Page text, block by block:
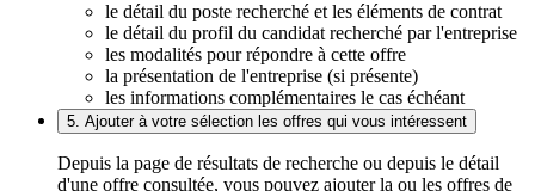
le détail du poste recherché et les éléments de contrat
le détail du profil du candidat recherché par l'entreprise
les modalités pour répondre à cette offre
la présentation de l'entreprise (si présente)
les informations complémentaires le cas échéant
5. Ajouter à votre sélection les offres qui vous intéressent
Depuis la page de résultats de recherche ou depuis le détail
d'une offre consultée, vous pouvez ajouter la ou les offres de